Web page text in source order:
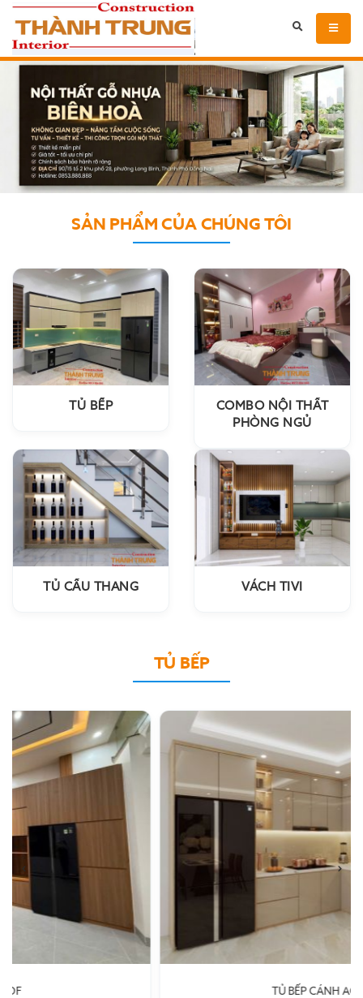
SẢN PHẨM CỦA CHÚNG TÔI
TỦ BẾP
COMBO NỘI THẤT
PHÒNG NGỦ
TỦ CẦU THANG VÁCH TIVI
TỦ BẾP